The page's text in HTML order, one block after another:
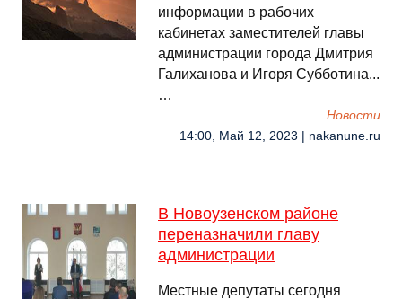
информации в рабочих
кабинетах заместителей главы
администрации города Дмитрия
Галиханова и Игоря Субботина...
…
Новости
14:00, Май 12, 2023 | nakanune.ru
В Новоузенском районе
переназначили главу
администрации
Местные депутаты сегодня